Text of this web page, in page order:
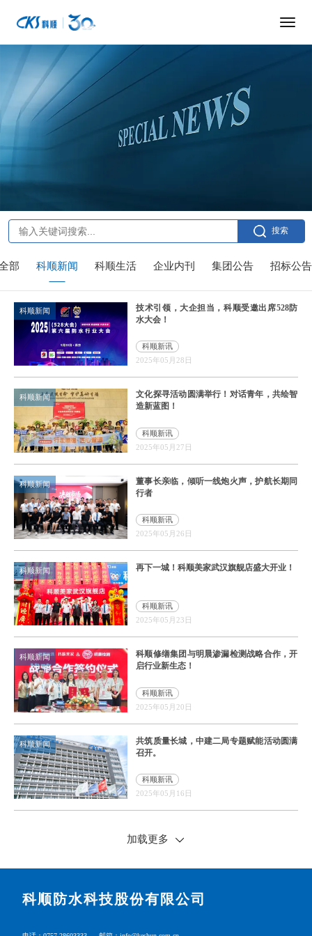
搜索
部 科顺新闻 科顺生活 企业内刊 集团公告 招标公告
科顺新闻
技术引领，大企担当，科顺受邀出席528防
水大会！
科顺新讯
2025年05月28日
科顺新闻
文化探寻活动圆满举行！对话青年，共绘智
造新蓝图！
科顺新讯
2025年05月27日
科顺新闻
董事长亲临，倾听一线炮火声，护航长期同
行者
科顺新讯
2025年05月26日
科顺新闻 再下一城！科顺美家武汉旗舰店盛大开业！
科顺新讯
2025年05月23日
科顺新闻
科顺修缮集团与明晨渗漏检测战略合作，开
启行业新生态！
科顺新讯
2025年05月20日
科顺新闻
共筑质量长城，中建二局专题赋能活动圆满
召开。
科顺新讯
2025年05月16日
加载更多
科顺防水科技股份有限公司